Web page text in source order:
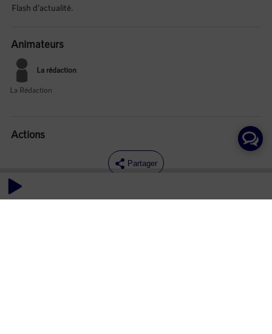
Flash d'actualité.
Animateurs
La rédaction
La Rédaction
Actions
Partager
Commentaires